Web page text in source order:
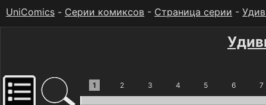
UniComics - Серии комиксов - Страница серии -
1 2 3 4 5 6 7